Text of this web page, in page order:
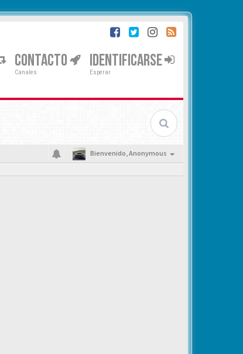
CONTACTO
Canales
IDENTIFICARSE
Esperar
Bienvenido,Anonymous